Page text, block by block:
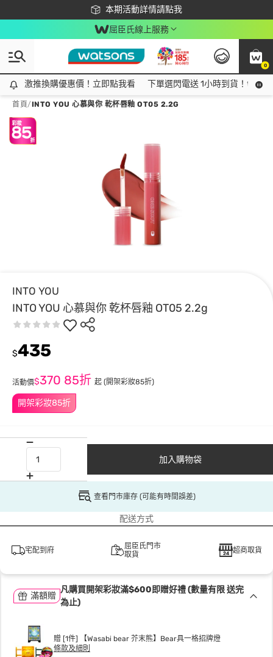
本期活動詳情請點我
下載app最高回饋$350
屈臣氏線上服務
0
激推換購優惠價！立即點我看
激推換購優惠價！立即點我看 下單選閃電送 1小時到貨！領神
首頁/INTO YOU 心慕與你 乾杯唇釉 OT05 2.2G
INTO YOU
INTO YOU 心慕與你 乾杯唇釉 OT05 2.2g
開架彩妝85折
$435
活動價$370 85折 起 (開架彩妝85折)
加入購物袋
查看門市庫存 (可能有時間誤差)
配送方式
宅配到府
屈臣氏門市
取貨
超商取貨
滿額贈
凡購買開架彩妝滿$600即贈好禮 (數量有限 送完
為止)
贈 [1件] 【Wasabi bear 芥末熊】Bear具一格招牌燈
條款及細則